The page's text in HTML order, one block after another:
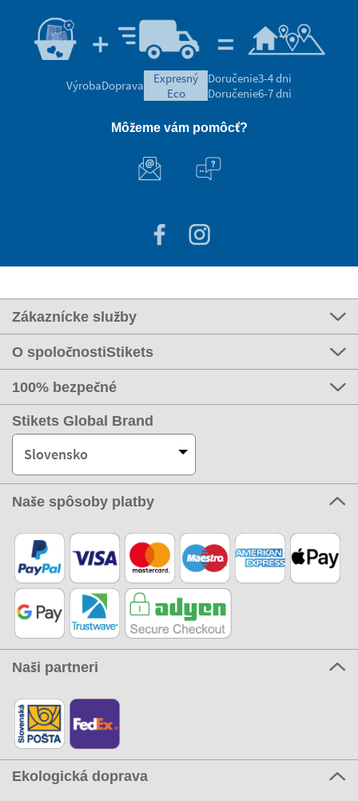
VýrobaDoprava
expresný
eco
Doručenie3-4 dni
Doručenie6-7 dni
Môžeme vám pomôcť?
Zákaznícke služby
O spoločnostiStikets
100% bezpečné
Stikets Global Brand
Slovensko
Naše spôsoby platby
Naši partneri
Ekologická doprava